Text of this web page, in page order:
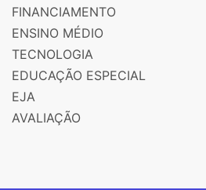
FINANCIAMENTO
ENSINO MÉDIO
TECNOLOGIA
EDUCAÇÃO ESPECIAL
EJA
AVALIAÇÃO